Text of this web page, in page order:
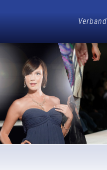
Verband